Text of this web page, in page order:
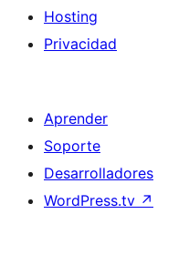
Hosting
Privacidad
Aprender
Soporte
Desarrolladores
WordPress.tv ↗